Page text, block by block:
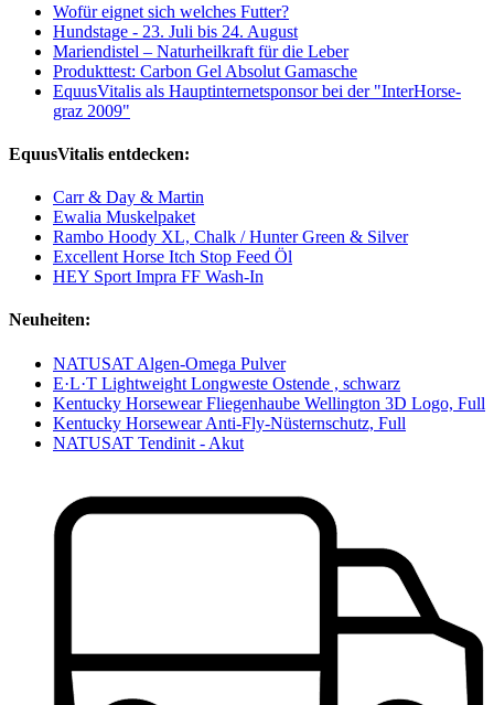
Wofür eignet sich welches Futter?
Hundstage - 23. Juli bis 24. August
Mariendistel – Naturheilkraft für die Leber
Produkttest: Carbon Gel Absolut Gamasche
EquusVitalis als Hauptinternetsponsor bei der "InterHorse-
graz 2009"
EquusVitalis entdecken:
Carr & Day & Martin
Ewalia Muskelpaket
Rambo Hoody XL, Chalk / Hunter Green & Silver
Excellent Horse Itch Stop Feed Öl
HEY Sport Impra FF Wash-In
Neuheiten:
NATUSAT Algen-Omega Pulver
E·L·T Lightweight Longweste Ostende , schwarz
Kentucky Horsewear Fliegenhaube Wellington 3D Logo, Full
Kentucky Horsewear Anti-Fly-Nüsternschutz, Full
NATUSAT Tendinit - Akut